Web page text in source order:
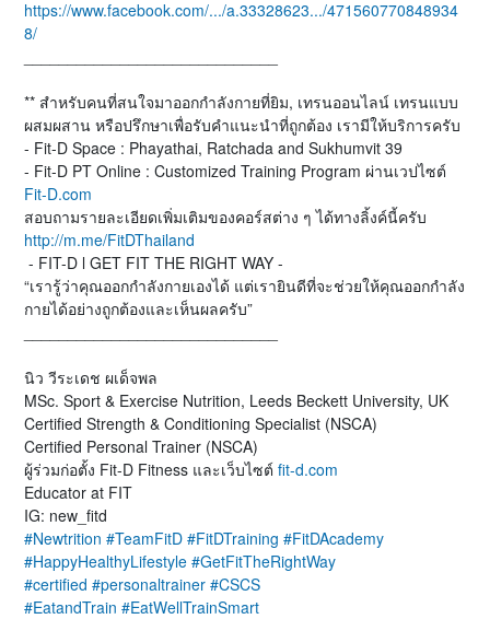
https://www.facebook.com/.../a.33328623.../471560770848934
8/
** สำหรับคนที่สนใจมาออกกำลังกายที่ยิม, เทรนออนไลน์ เทรนแบบ
ผสมผสาน หรือปรึกษาเพื่อรับคำแนะนำที่ถูกต้อง เรามีให้บริการครับ
- Fit-D Space : Phayathai, Ratchada and Sukhumvit 39
- Fit-D PT Online : Customized Training Program ผ่านเวปไซต์
Fit-D.com
สอบถามรายละเอียดเพิ่มเติมของคอร์สต่าง ๆ ได้ทางลิ้งค์นี้ครับ
http://m.me/FitDThailand
- FIT-D l GET FIT THE RIGHT WAY -
“เรารู้ว่าคุณออกกำลังกายเองได้ แต่เรายินดีที่จะช่วยให้คุณออกกำลัง
กายได้อย่างถูกต้องและเห็นผลครับ”
นิว วีระเดช ผเด็จพล
MSc. Sport & Exercise Nutrition, Leeds Beckett University, UK
Certified Strength & Conditioning Specialist (NSCA)
Certified Personal Trainer (NSCA)
ผู้ร่วมก่อตั้ง Fit-D Fitness และเว็บไซต์ fit-d.com
Educator at FIT
IG: new_fitd
#Newtrition #TeamFitD #FitDTraining #FitDAcademy
#HappyHealthyLifestyle #GetFitTheRightWay
#certified #personaltrainer #CSCS
#EatandTrain #EatWellTrainSmart